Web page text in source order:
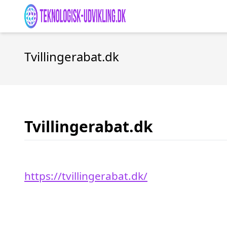
Tvillingerabat.dk
Tvillingerabat.dk
https://tvillingerabat.dk/